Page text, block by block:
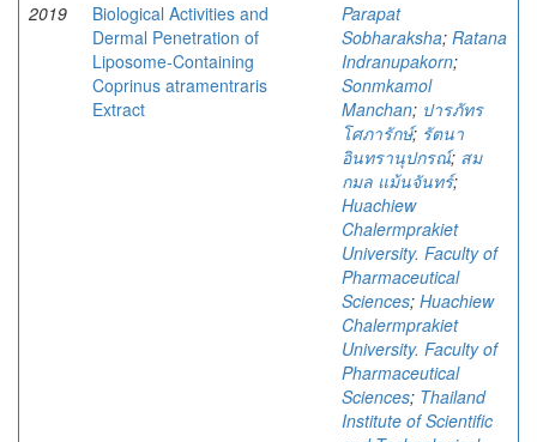
2019
Biological Activities and
Dermal Penetration of
Liposome-Containing
Coprinus atramentraris
Extract
Parapat
Sobharaksha; Ratana
Indranupakorn;
Sonmkamol
Manchan; ปารภัทร
โศภารักษ์; รัตนา
อินทรานุปกรณ์; สม
กมล แม้นจันทร์;
Huachiew
Chalermprakiet
University. Faculty of
Pharmaceutical
Sciences; Huachiew
Chalermprakiet
University. Faculty of
Pharmaceutical
Sciences; Thailand
Institute of Scientific